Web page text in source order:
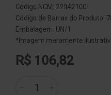
Código NCM: 22042100
Código de Barras do Produto:
Embalagem: UN/1
*Imagem meramente
R$ 106,82